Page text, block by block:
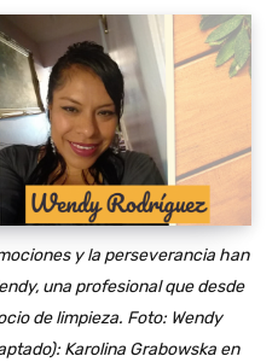
y la perseverancia han
una profesional que desde
de limpieza. Foto: Wendy
Karolina Grabowska en